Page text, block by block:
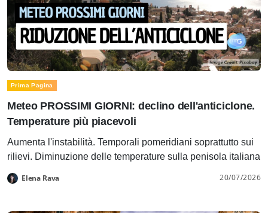
Prima Pagina
Meteo PROSSIMI GIORNI: declino dell'anticiclone.
Temperature più piacevoli
Aumenta l'instabilità. Temporali pomeridiani soprattutto sui
rilievi. Diminuzione delle temperature sulla penisola italiana
Elena Rava 20/07/2026